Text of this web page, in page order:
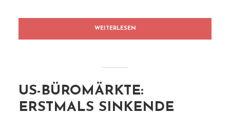
WEITERLESEN
US-BÜROMÄRKTE:
ERSTMALS SINKENDE